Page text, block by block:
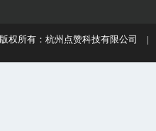
版权所有：杭州点赞科技有限公司